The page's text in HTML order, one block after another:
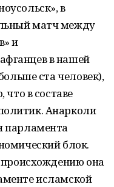
в
матч между
и
в нашей
ста человек),
что в составе
Анарколи
парламента
блок.
происхождению она
исламской